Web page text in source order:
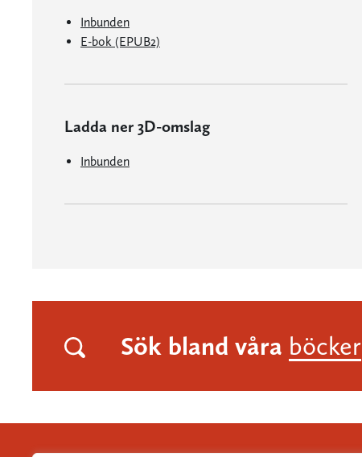
Inbunden
E-bok (EPUB2)
Ladda ner 3D-omslag
Inbunden
Sök bland våra böcker